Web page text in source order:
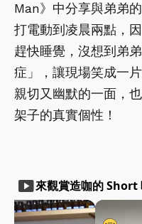
Man》中分享與弟弟
打電動到凌晨兩點，
趕快睡覺，沒想到弟
症」，讓現場笑成一
親切又幽默的一面，
架子的真實個性！
smart_display來觀賞造咖的 Short